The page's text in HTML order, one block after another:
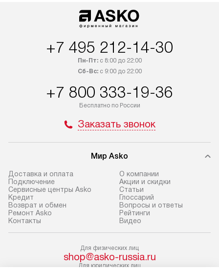
со статусом «В наличии» могут
быть отправлены покупателю
интересен товар «Под заказ»,
приобретения с менеджером сайта.
доставляются бесплатно
по Москве в пределах МКАД,
не предусмотрена. Доставка
транспортную компанию. После
100% предоплаты мы бесплатно
доставляем заказ
до представительства
транспортной компании в г. Москва.
Пожалуйста, уточняйте условия
доставки у менеджера при
В оговоренный день служба
по монтажу
материалы.
Готовые
от категории,
+7 495 212-14-30
Пн-Пт:с 8:00 до 22:00
Сб-Вс:с 9:00 до 22:00
+7 800 333-19-36
Бесплатно по России
Заказать звонок
Мир Asko
Доставка и оплата
Подключение
Сервисные центры Asko
Кредит
Возврат и обмен
Ремонт Asko
Контакты
О компании
Акции и скидки
Статьи
Глоссарий
Вопросы и ответы
Рейтинги
Видео
Для физических лиц
shop@asko-russia.ru
Для юридических лиц